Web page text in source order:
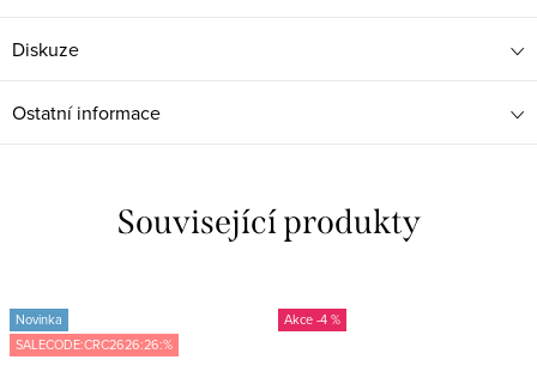
Diskuze
Ostatní informace
Související produkty
Novinka
SALECODE:CRC2626:26:%
-4 %